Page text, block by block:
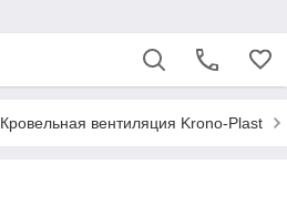
Кровельная вентиляция Krono-Plast